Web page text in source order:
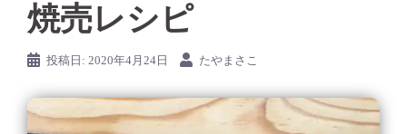
焼売レシピ
投稿日: 2020年4月24日 たやまさこ